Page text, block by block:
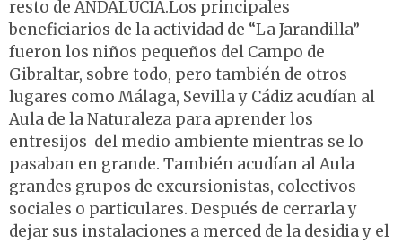
resto de ANDALUCÍA.Los principales
beneficiarios de la actividad de “La Jarandilla”
fueron los niños pequeños del Campo de
Gibraltar, sobre todo, pero también de otros
lugares como Málaga, Sevilla y Cádiz acudían al
Aula de la Naturaleza para aprender los
entresijos del medio ambiente mientras se lo
pasaban en grande. También acudían al Aula
grandes grupos de excursionistas, colectivos
sociales o particulares. Después de cerrarla y
dejar sus instalaciones a merced de la desidia y el